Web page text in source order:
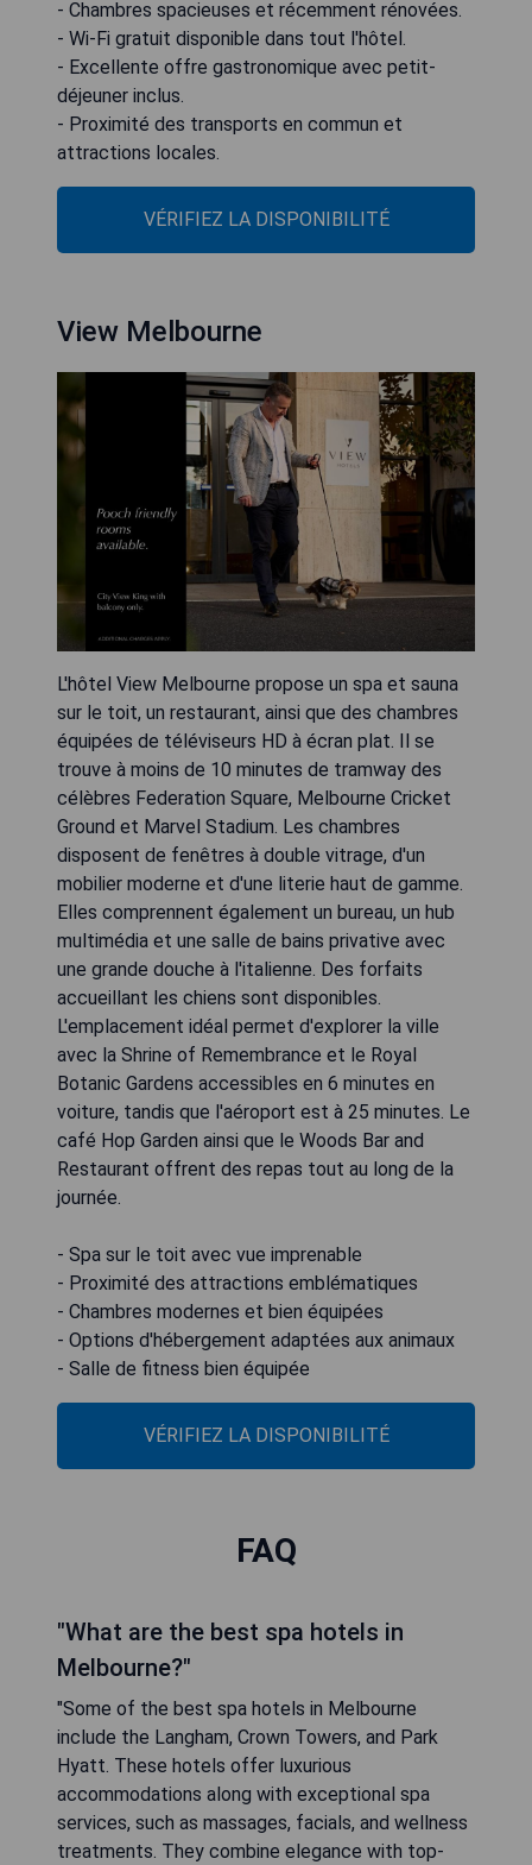
- Chambres spacieuses et récemment rénovées.
- Wi-Fi gratuit disponible dans tout l'hôtel.
- Excellente offre gastronomique avec petit-
déjeuner inclus.
- Proximité des transports en commun et
attractions locales.
VÉRIFIEZ LA DISPONIBILITÉ
View Melbourne
L'hôtel View Melbourne propose un spa et sauna
sur le toit, un restaurant, ainsi que des chambres
équipées de téléviseurs HD à écran plat. Il se
trouve à moins de 10 minutes de tramway des
célèbres Federation Square, Melbourne Cricket
Ground et Marvel Stadium. Les chambres
disposent de fenêtres à double vitrage, d'un
mobilier moderne et d'une literie haut de gamme.
Elles comprennent également un bureau, un hub
multimédia et une salle de bains privative avec
une grande douche à l'italienne. Des forfaits
accueillant les chiens sont disponibles.
L'emplacement idéal permet d'explorer la ville
avec la Shrine of Remembrance et le Royal
Botanic Gardens accessibles en 6 minutes en
voiture, tandis que l'aéroport est à 25 minutes. Le
café Hop Garden ainsi que le Woods Bar and
Restaurant offrent des repas tout au long de la
journée.
- Spa sur le toit avec vue imprenable
- Proximité des attractions emblématiques
- Chambres modernes et bien équipées
- Options d'hébergement adaptées aux animaux
- Salle de fitness bien équipée
VÉRIFIEZ LA DISPONIBILITÉ
FAQ
"What are the best spa hotels in
Melbourne?"
"Some of the best spa hotels in Melbourne
include the Langham, Crown Towers, and Park
Hyatt. These hotels offer luxurious
accommodations along with exceptional spa
services, such as massages, facials, and wellness
treatments. They combine elegance with top-